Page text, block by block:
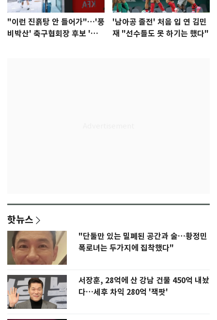
"이런 진흙탕 안 들어가"…'풍
비박산' 축구협회장 후보 '실
'남아공 졸전' 처음 입 연 김민
재 "선수들도 못 하기는 했다"
핫뉴스
"단둘만 있는 밀폐된 공간과 술…황정민
폭로녀는 두가지에 집착했다"
서장훈, 28억에 산 강남 건물 450억 내놨
다…세후 차익 280억 '잭팟'